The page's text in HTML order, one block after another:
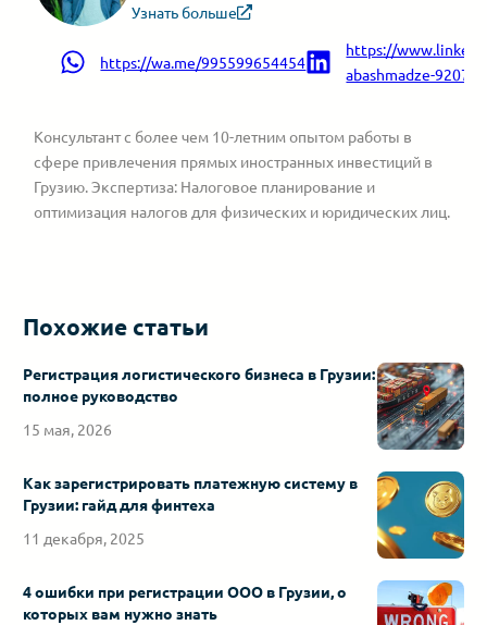
Узнать больше
https://wa.me/995599654454
https://
abashmadze-
Консультант с более чем 10-летним опытом работы в
сфере привлечения прямых иностранных инвестиций в
Грузию. Экспертиза: Налоговое планирование и
оптимизация налогов для физических и юридических лиц.
Похожие статьи
Регистрация логистического бизнеса в Грузии:
полное руководство
15 мая, 2026
Как зарегистрировать платежную систему в
Грузии: гайд для финтеха
11 декабря, 2025
4 ошибки при регистрации ООО в Грузии, о
которых вам нужно знать